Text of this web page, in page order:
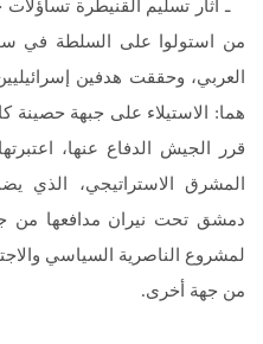
ـ أثار تسليم القنيطرة
من استولوا على السلطة في
العربي، وحققت هدفين
هما: الاستيلاء على جبهة حصينة
قرر الجيش الدفاع عنها،
المشرق الاستراتيجي، الذي
دمشق تحت نيران مدافعها
لمشروع الناصرية السياسي
من جهة أخرى.